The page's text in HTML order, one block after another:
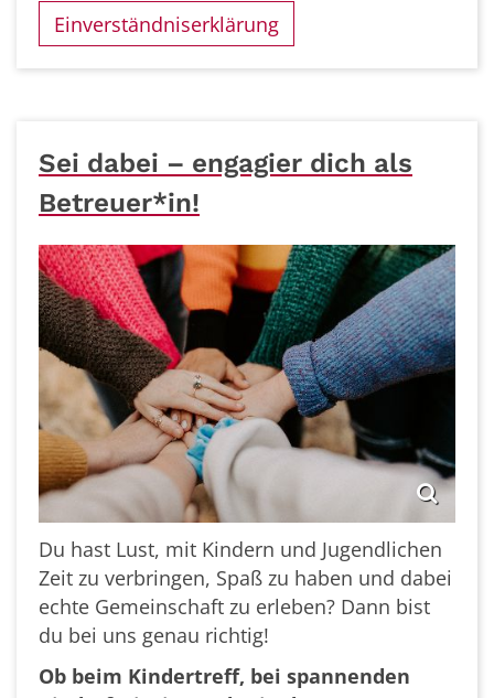
Einverständniserklärung
Sei dabei – engagier dich als
Betreuer*in!
Du hast Lust, mit Kindern und Jugendlichen
Zeit zu verbringen, Spaß zu haben und dabei
echte Gemeinschaft zu erleben? Dann bist
du bei uns genau richtig!
Ob beim Kindertreff, bei spannenden